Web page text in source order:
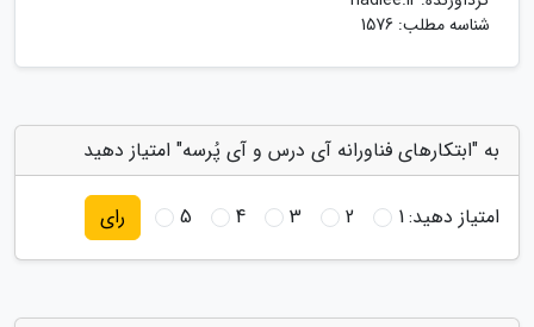
شناسه مطلب: 1576
به "ابتکارهای فناورانه آی درس و آی پُرسه" امتیاز دهید
امتیاز دهید:1
2
3
4
5 رای